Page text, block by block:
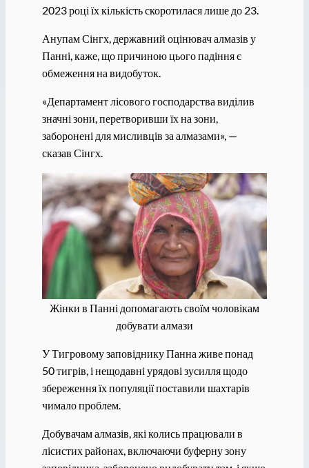
2023 році їх кількість скоротилася лише до 23.
Анупам Сінгх, державний оцінювач алмазів у
Панні, каже, що причиною цього падіння є
обмеження на видобуток.
«Департамент лісового господарства виділив
значні зони, перетворивши їх на зони,
заборонені для мисливців за алмазами», —
сказав Сінгх.
Жінки в Панні допомагають своїм чоловікам
добувати алмази
У Тигровому заповіднику Панна живе понад
50 тигрів, і нещодавні урядові зусилля щодо
збереження їх популяції поставили шахтарів
чимало проблем.
Добувачам алмазів, які колись працювали в
лісистих районах, включаючи буферну зону